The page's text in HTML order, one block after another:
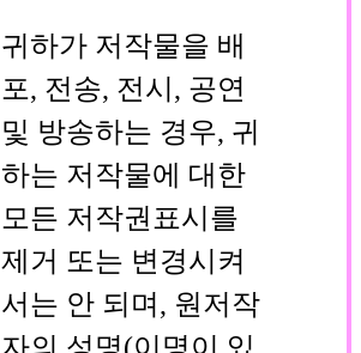
귀하가 저작물을 배
포, 전송, 전시, 공연
및 방송하는 경우, 귀
하는 저작물에 대한
모든 저작권표시를
제거 또는 변경시켜
서는 안 되며, 원저작